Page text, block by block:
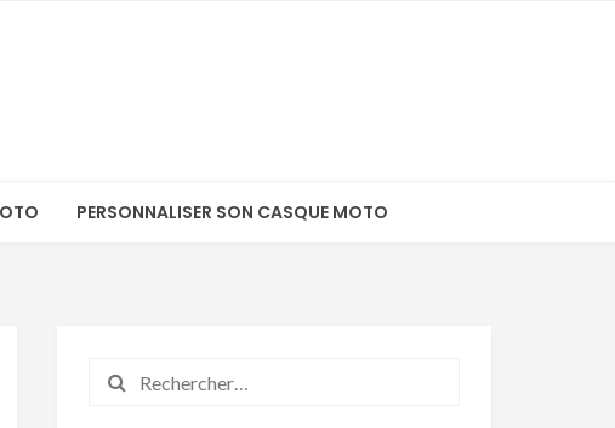
PERSONNALISER SON CASQUE MOTO
Rechercher :